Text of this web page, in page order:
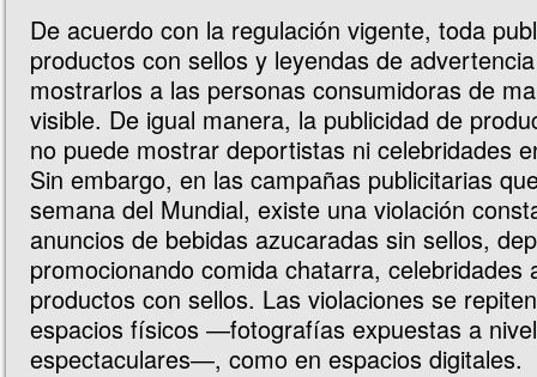
De acuerdo con la regulación vigente, toda
productos con sellos y leyendas de
mostrarlos a las personas consumidoras de
visible. De igual manera, la publicidad de
no puede mostrar deportistas ni celebridades
Sin embargo, en las campañas publicitarias
semana del Mundial, existe una violación
anuncios de bebidas azucaradas sin sellos,
promocionando comida chatarra, celebridades
productos con sellos. Las violaciones se
espacios físicos ―fotografías expuestas a
espectaculares―, como en espacios digitales.